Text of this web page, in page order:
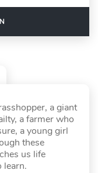
a giant
a farmer who
a young girl
these
us life
learn.